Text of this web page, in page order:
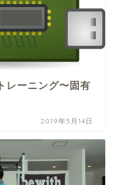
レーニング〜固有
2019年5月14日